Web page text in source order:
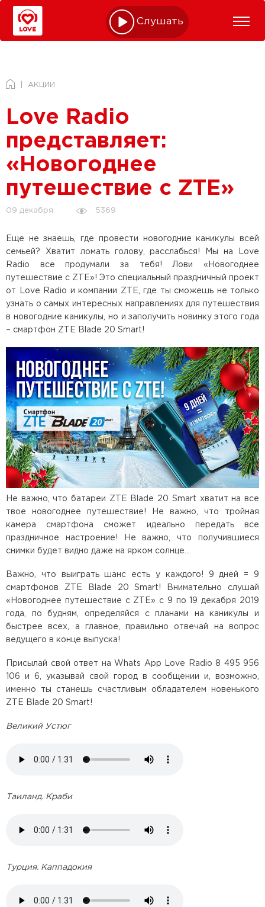
Слушать online
АКЦИИ
Love Radio
представляет:
«Новогоднее
путешествие с ZTE»
09 декабря 5369
Еще не знаешь, где провести новогодние каникулы всей
семьей? Хватит ломать голову, расслабься! Мы на Love
Radio все продумали за тебя! Лови «Новогоднее
путешествие с ZTE»! Это специальный праздничный проект
от Love Radio и компании ZTE, где ты сможешь не только
узнать о самых интересных направлениях для путешествия
в новогодние каникулы, но и заполучить новинку этого года
– смартфон ZTE Blade 20 Smart!
Не важно, что батареи ZTE Blade 20 Smart хватит на все
твое новогоднее путешествие! Не важно, что тройная
камера смартфона сможет идеально передать все
праздничное настроение! Не важно, что получившиеся
снимки будет видно даже на ярком солнце…
Важно, что выиграть шанс есть у каждого! 9 дней = 9
смартфонов ZTE Blade 20 Smart! Внимательно слушай
«Новогоднее путешествие с ZTE» с 9 по 19 декабря 2019
года, по будням, определяйся с планами на каникулы и
быстрее всех, а главное, правильно отвечай на вопрос
ведущего в конце выпуска!
Присылай свой ответ на Whats App Love Radio 8 495 956
106 и 6, указывай свой город в сообщении и, возможно,
именно ты станешь счастливым обладателем новенького
ZTE Blade 20 Smart!
Великий Устюг
Таиланд. Краби
Турция. Каппадокия